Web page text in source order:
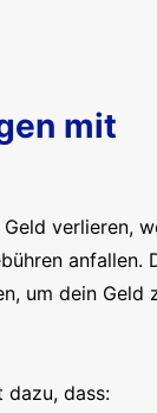
mit
verlieren,
anfallen.
um dein Geld
dazu, dass: